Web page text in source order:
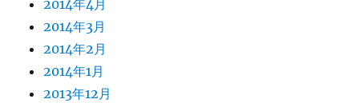
2014年4月
2014年3月
2014年2月
2014年1月
2013年12月